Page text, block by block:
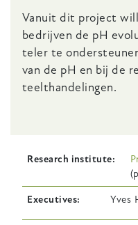
Vanuit dit project
bedrijven de pH
teler te
van de pH en bij de
teelthandelingen.
Research institute
Executives Yves